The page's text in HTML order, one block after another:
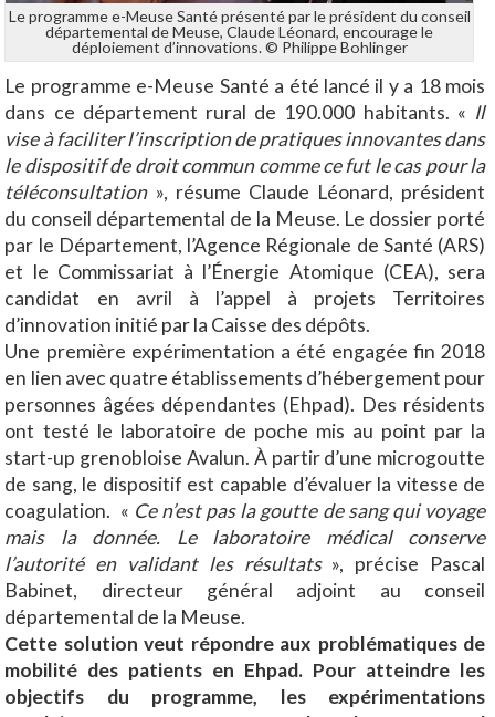
Le programme e-Meuse Santé présenté par le président du conseil
départemental de Meuse, Claude Léonard, encourage le
déploiement d’innovations. © Philippe Bohlinger
Le programme e-Meuse Santé a été lancé il y a 18 mois
dans ce département rural de 190.000 habitants. « Il
vise à faciliter l’inscription de pratiques innovantes dans
le dispositif de droit commun comme ce fut le cas pour la
téléconsultation», résume Claude Léonard, président
du conseil départemental de la Meuse. Le dossier porté
par le Département, l’Agence Régionale de Santé (ARS)
et le Commissariat à l’Énergie Atomique (CEA), sera
candidat en avril à l’appel à projets Territoires
d’innovation initié par la Caisse des dépôts.
Une première expérimentation a été engagée fin 2018
en lien avec quatre établissements d’hébergement pour
personnes âgées dépendantes (Ehpad). Des résidents
ont testé le laboratoire de poche mis au point par la
start-up grenobloise Avalun. À partir d’une microgoutte
de sang, le dispositif est capable d’évaluer la vitesse de
coagulation. « Ce n’est pas la goutte de sang qui voyage
mais la donnée. Le laboratoire médical conserve
l’autorité en validant les résultats», précise Pascal
Babinet, directeur général adjoint au conseil
départemental de la Meuse.
Cette solution veut répondre aux problématiques de
mobilité des patients en Ehpad. Pour atteindre les
objectifs du programme, les expérimentations